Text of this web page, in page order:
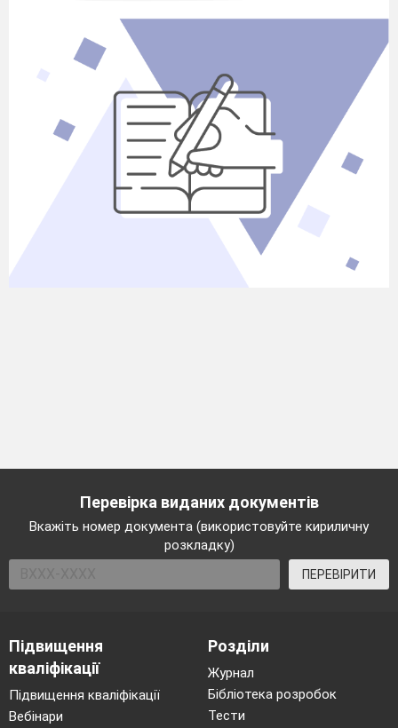
Перевірка виданих документів
Вкажіть номер документа (використовуйте кириличну
розкладку)
ПЕРЕВІРИТИ
Підвищення
кваліфікації
Підвищення кваліфікації
Вебінари
Розділи
Журнал
Бібліотека розробок
Тести